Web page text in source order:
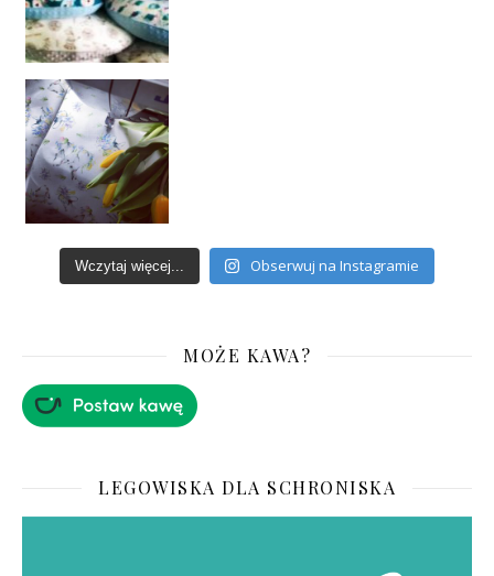
Wczytaj więcej... Obserwuj na Instagramie
MOŻE KAWA?
LEGOWISKA DLA SCHRONISKA